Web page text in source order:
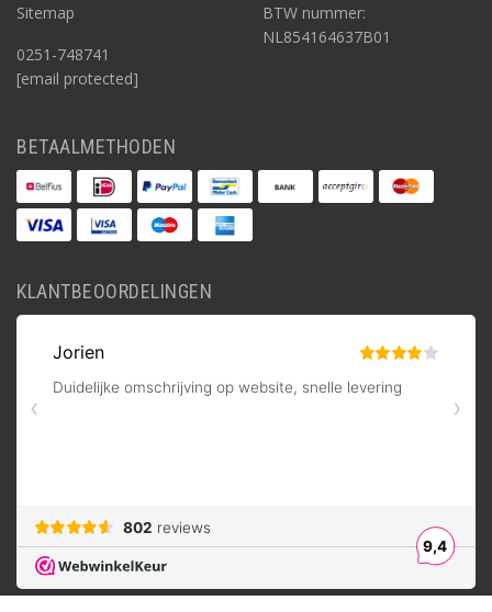
Sitemap
0251-748741
[email protected]
BTW nummer:
NL854164637B01
BETAALMETHODEN
KLANTBEOORDELINGEN